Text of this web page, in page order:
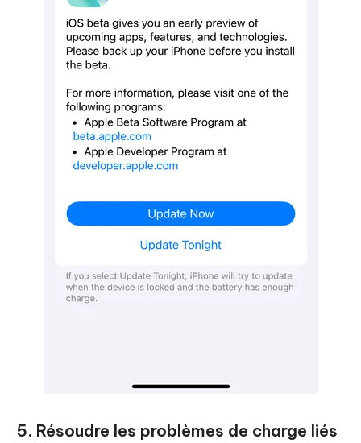
5. Résoudre les problèmes de charge liés